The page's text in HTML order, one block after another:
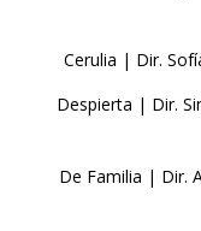
Cerulia | Dir.
Despierta | Dir.
De Familia | Dir.